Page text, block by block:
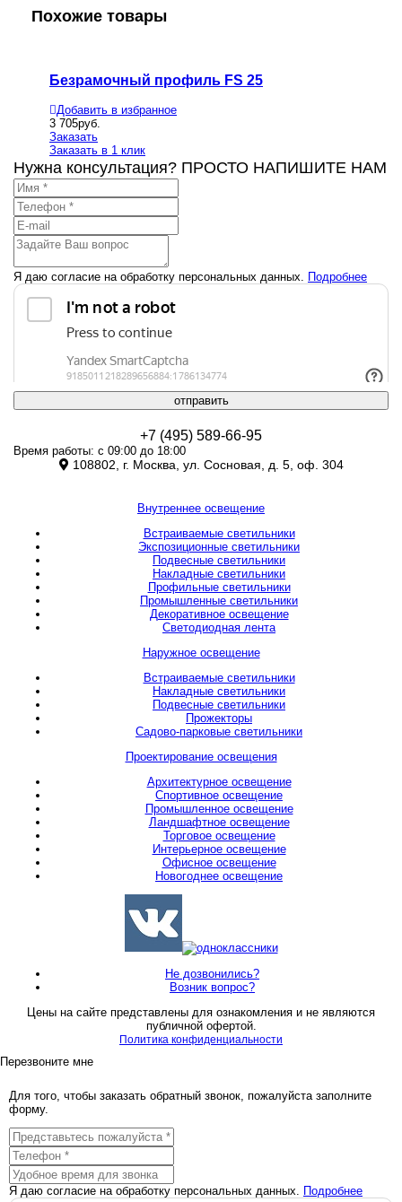
Похожие товары
Безрамочный профиль FS 25
Добавить в избранное
3 705руб.
Заказать
Заказать в 1 клик
Нужна консультация? ПРОСТО НАПИШИТЕ НАМ
Я даю согласие на обработку персональных данных. Подробнее
отправить
+7 (495) 589-66-95
Время работы: с 09:00 до 18:00
108802, г. Москва, ул. Сосновая, д. 5, оф. 304
Внутреннее освещение
Встраиваемые светильники
Экспозиционные светильники
Подвесные светильники
Накладные светильники
Профильные светильники
Промышленные светильники
Декоративное освещение
Светодиодная лента
Наружное освещение
Встраиваемые светильники
Накладные светильники
Подвесные светильники
Прожекторы
Садово-парковые светильники
Проектирование освещения
Архитектурное освещение
Спортивное освещение
Промышленное освещение
Ландшафтное освещение
Торговое освещение
Интерьерное освещение
Офисное освещение
Новогоднее освещение
Не дозвонились?
Возник вопрос?
Цены на сайте представлены для ознакомления и не являются
публичной офертой.
Политика конфиденциальности
Перезвоните мне
Для того, чтобы заказать обратный звонок, пожалуйста заполните
форму.
Я даю согласие на обработку персональных данных. Подробнее